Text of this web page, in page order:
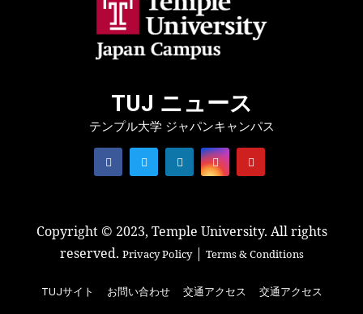
TUJ ニュース
テンプル大学 ジャパンキャンパス
Copyright © 2023, Temple University. All rights
reserved. Privacy Policy| Terms & Conditions
TUJサイト お問い合わせ 交通アクセス 交通アクセス